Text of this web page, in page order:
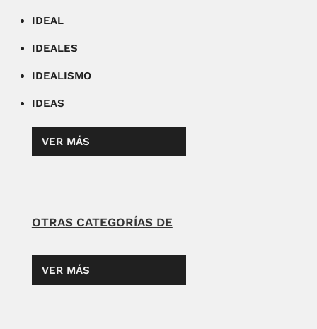
IDEAL
IDEALES
IDEALISMO
IDEAS
VER MÁS
OTRAS CATEGORÍAS DE
VER MÁS